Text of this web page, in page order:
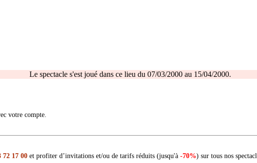
Le spectacle s'est joué dans ce lieu du 07/03/2000 au 15/04/2000.
votre compte.
72 17 00 et profiter d’invitations et/ou de tarifs réduits (jusqu'à -70%) sur tous nos